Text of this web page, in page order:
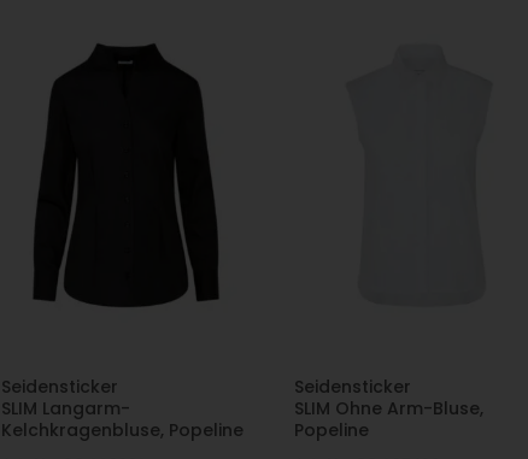
Seidensticker
SLIM Langarm-
Kelchkragenbluse, Popeline
Seidensticker
SLIM Ohne Arm-Bluse,
Popeline